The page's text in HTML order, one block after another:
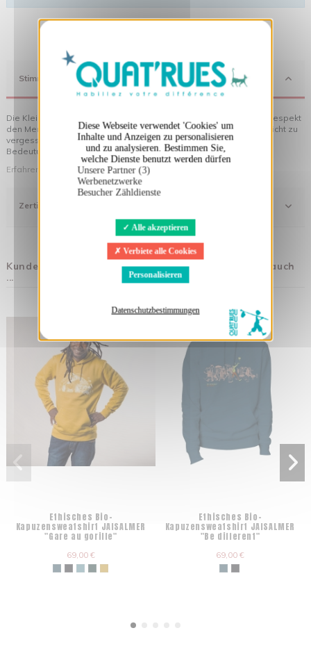
Diese Webseite verwendet 'Cookies' um
Inhalte und Anzeigen zu personalisieren
und zu analysieren. Bestimmen Sie,
welche Dienste benutzt werden dürfen
Unsere Partner (3)
Werbenetzwerke
Besucher Zähldienste
Alle akzeptieren
Verbiete alle Cookies
Personalisieren
Datenschutzbestimmungen
Stimmung
Die Kleidung von Quat'rues besteht aus Bio-Baumwolle, die mit Respekt
den Menschen und ihrer Umwelt gegenüber hergestellt wurde... nicht zu
vergessen die originellen Motive, die Ihrer Kleidung noch mehr
Bedeutung verleihen!
Erfahren Sie mehr über unsere Philosophie
Zertifizierung
Kunden, die diesen Artikel gekauft haben, kauften auch
...
Ethisches Bio-
Kapuzensweatshirt JAISALMER
"Gare au gorille"
69,00 €
Ethisches Bio-
Kapuzensweatshirt JAISALMER
"Be different"
69,00 €